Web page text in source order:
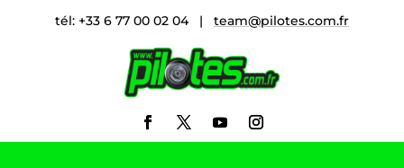
tél: +33 6 77 00 02 04 | team@pilotes.com.fr